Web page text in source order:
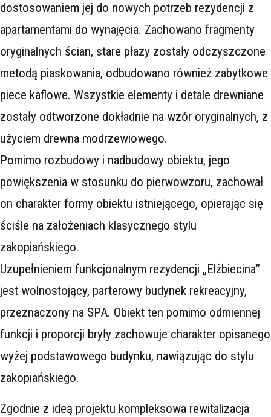
dostosowaniem jej do nowych potrzeb rezydencji z
apartamentami do wynajęcia. Zachowano fragmenty
oryginalnych ścian, stare płazy zostały odczyszczone
metodą piaskowania, odbudowano również zabytkowe
piece kaflowe. Wszystkie elementy i detale drewniane
zostały odtworzone dokładnie na wzór oryginalnych, z
użyciem drewna modrzewiowego.
Pomimo rozbudowy i nadbudowy obiektu, jego
powiększenia w stosunku do pierwowzoru, zachował
on charakter formy obiektu istniejącego, opierając się
ściśle na założeniach klasycznego stylu
zakopiańskiego.
Uzupełnieniem funkcjonalnym rezydencji „Elżbiecina”
jest wolnostojący, parterowy budynek rekreacyjny,
przeznaczony na SPA. Obiekt ten pomimo odmiennej
funkcji i proporcji bryły zachowuje charakter opisanego
wyżej podstawowego budynku, nawiązując do stylu
zakopiańskiego.
Zgodnie z ideą projektu kompleksowa rewitalizacja